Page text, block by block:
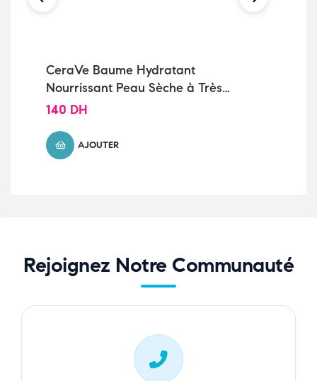
CeraVe Baume Hydratant
Nourrissant Peau Sèche à Très
Sèche | 340g
140 DH
AJOUTER
Rejoignez Notre Communauté